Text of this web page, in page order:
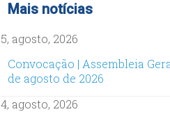
Mais notícias
5, agosto, 2026
Convocação | Assembleia
de agosto de 2026
4, agosto, 2026